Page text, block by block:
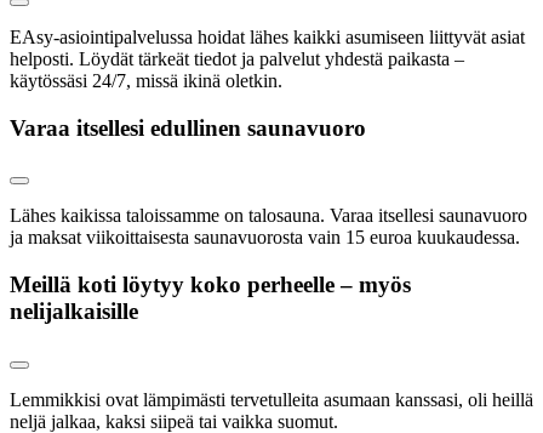
EAsy-asiointipalvelussa hoidat lähes kaikki asumiseen liittyvät asiat
helposti. Löydät tärkeät tiedot ja palvelut yhdestä paikasta –
käytössäsi 24/7, missä ikinä oletkin.
Varaa itsellesi edullinen saunavuoro
Lähes kaikissa taloissamme on talosauna. Varaa itsellesi saunavuoro
ja maksat viikoittaisesta saunavuorosta vain 15 euroa kuukaudessa.
Meillä koti löytyy koko perheelle – myös
nelijalkaisille
Lemmikkisi ovat lämpimästi tervetulleita asumaan kanssasi, oli heillä
neljä jalkaa, kaksi siipeä tai vaikka suomut.